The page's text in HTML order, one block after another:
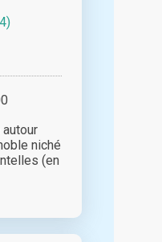
niché
(en